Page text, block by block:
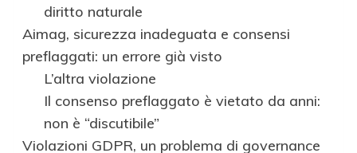
diritto naturale
Aimag, sicurezza inadeguata e consensi
preflaggati: un errore già visto
L’altra violazione
Il consenso preflaggato è vietato da anni:
non è “discutibile”
Violazioni GDPR, un problema di governance